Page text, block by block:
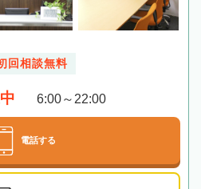
回相談無料
6:00～22:00
電話する